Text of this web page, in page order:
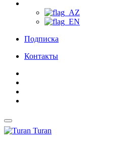
Подписка
Контакты
Turan